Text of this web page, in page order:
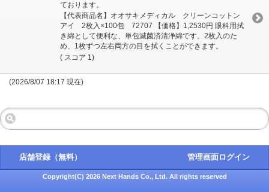
ております。
【代表商品名】オオサキメディカル クリーンコットン
アイ 2枚入×100包 72707 【価格】1,2530円 眼科用拭
き綿として便利な、単包滅菌済清浄綿です。2枚入のた
め、1枚ずつ左右両方の目を拭くことができます。
( スコア 1)
(2026/8/07 18:17 現在)
店舗登録（無料） 管理画面ログイン
Copyright(C) 2026 Next Hands Co., Ltd. All rights reserved